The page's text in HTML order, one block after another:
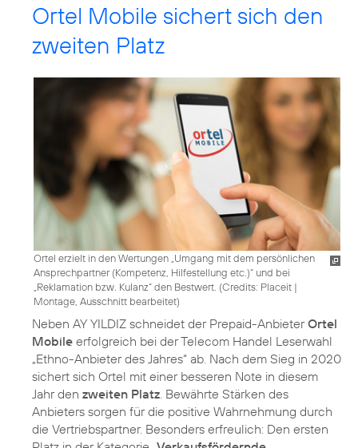
Ortel Mobile sichert sich den
zweiten Platz
Ortel erzielt in den Wertungen „Umgang mit dem persönlichen
Ansprechpartner (Kompetenz, Hilfestellung etc.)“ und bei
„Reklamation bzw. Kulanz“ den Bestwert. (Credits: Placeit |
Montage, Ausschnitt bearbeitet)
Neben AY YILDIZ schneidet der Prepaid-AnbieterOrtel
Mobile erfolgreich bei der Telecom Handel Leserwahl
„Ethno-Anbieter des Jahres“ ab. Nach dem Sieg in 2020
sichert sich Ortel mit einer besseren Note in diesem
Jahr den zweiten Platz . Bewährte Stärken des
Anbieters sorgen für die positive Wahrnehmung durch
die Vertriebspartner. Besonders erfreulich: Den ersten